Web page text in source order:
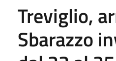
Treviglio,
Sbarazzo